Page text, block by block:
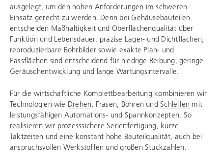
ausgelegt, um den hohen Anforderungen im schweren
Einsatz gerecht zu werden. Denn bei Gehäusebauteilen
entscheiden Maßhaltigkeit und Oberflächenqualität über
Funktion und Lebensdauer: präzise Lager- und Dichtflächen,
reproduzierbare Bohrbilder sowie exakte Plan- und
Passflächen sind entscheidend für niedrige Reibung, geringe
Geräuschentwicklung und lange Wartungsintervalle.
Für die wirtschaftliche Komplettbearbeitung kombinieren wir
Technologien wie Drehen , Fräsen, Bohren und Schleifen mit
leistungsfähigen Automations- und Spannkonzepten. So
realisieren wir prozesssichere Serienfertigung, kurze
Taktzeiten und eine konstant hohe Bauteilqualität, auch bei
anspruchsvollen Werkstoffen und großen Stückzahlen.